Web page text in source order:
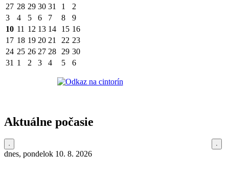
27 28 29 30 31 1
2
3
4 5 6 7 8
9
10 11 12 13 14 15 16
17 18 19 20 21 22 23
24 25 26 27 28 29 30
31 1 2 3 4 5 6
Aktuálne počasie
dnes, pondelok 10. 8. 2026